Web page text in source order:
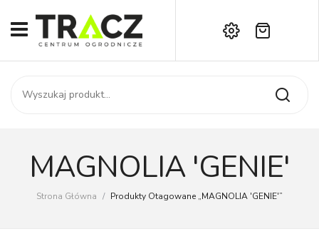
START
SKLEP
AKTUALNOŚCI
Kontakt
Brak produktów w koszyku.
MAGNOLIA 'GENIE'
Strona Główna / Produkty Otagowane „MAGNOLIA 'GENIE'”